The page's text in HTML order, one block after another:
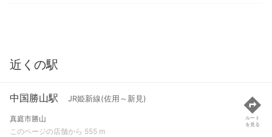
近くの駅
中国勝山駅 JR姫新線(佐用～新見)
真庭市勝山
このページの店舗から 555 m
ルート
を見る